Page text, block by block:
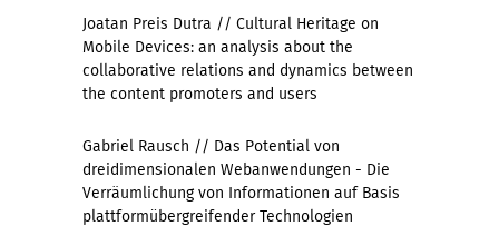
Joatan Preis Dutra // Cultural Heritage on
Mobile Devices: an analysis about the
collaborative relations and dynamics between
the content promoters and users
Gabriel Rausch // Das Potential von
dreidimensionalen Webanwendungen - Die
Verräumlichung von Informationen auf Basis
plattformübergreifender Technologien